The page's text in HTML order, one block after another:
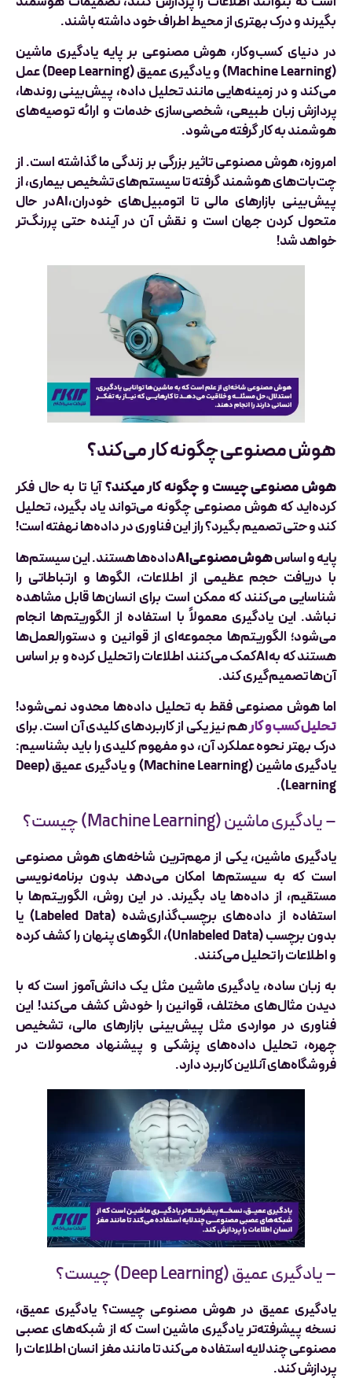
بگیرند و درک بهتری از محیط اطراف خود داشته باشند.
در دنیای کسب‌وکار، هوش مصنوعی بر پایه یادگیری ماشین
(Machine Learning) و یادگیری عمیق (Deep Learning) عمل
می‌کند و در زمینه‌هایی مانند تحلیل داده، پیش‌بینی روندها،
پردازش زبان طبیعی، شخصی‌سازی خدمات و ارائه توصیه‌های
هوشمند به کار گرفته می‌شود.
امروزه، هوش مصنوعی تاثیر بزرگی بر زندگی ما گذاشته است. از
چت‌بات‌های هوشمند گرفته تا سیستم‌های تشخیص بیماری، از
پیش‌بینی بازارهای مالی تا اتومبیل‌های خودران،AIدر حال
متحول کردن جهان است و نقش آن در آینده حتی پررنگ‌تر
خواهد شد!
هوش مصنوعی چگونه کار می‌کند؟
هوش مصنوعی چیست و چگونه کار میکند؟آیا تا به حال فکر
کرده‌اید که هوش مصنوعی چگونه می‌تواند یاد بگیرد، تحلیل
کند و حتی تصمیم بگیرد؟ راز این فناوری در داده‌ها نهفته است!
پایه و اساسهوش مصنوعیAI
داده‌ها هستند. این سیستم‌ها
با دریافت حجم عظیمی از اطلاعات، الگوها و ارتباطاتی را
شناسایی می‌کنند که ممکن است برای انسان‌ها قابل مشاهده
نباشد. این یادگیری معمولاً با استفاده از الگوریتم‌ها انجام
می‌شود؛ الگوریتم‌ها مجموعه‌ای از قوانین و دستورالعمل‌ها
هستند که بهAIکمک می‌کنند اطلاعات را تحلیل کرده و بر اساس
آن‌ها تصمیم‌گیری کند.
اما هوش مصنوعی فقط به تحلیل داده‌ها محدود نمی‌شود!
تحلیل کسب و کارهم نیز یکی از کاربردهای کلیدی آن است. برای
درک بهتر نحوه عملکرد آن، دو مفهوم کلیدی را باید بشناسیم:
یادگیری ماشین (Machine Learning) و یادگیری عمیق (Deep
Learning).
– یادگیری ماشین (Machine Learning) چیست؟
یادگیری ماشین، یکی از مهم‌ترین شاخه‌های هوش مصنوعی
است که به سیستم‌ها امکان می‌دهد بدون برنامه‌نویسی
مستقیم، از داده‌ها یاد بگیرند. در این روش، الگوریتم‌ها با
استفاده از داده‌های برچسب‌گذاری‌شده (Labeled Data) یا
بدون برچسب (Unlabeled Data)، الگوهای پنهان را کشف کرده
و اطلاعات را تحلیل می‌کنند.
به زبان ساده، یادگیری ماشین مثل یک دانش‌آموز است که با
دیدن مثال‌های مختلف، قوانین را خودش کشف می‌کند! این
فناوری در مواردی مثل پیش‌بینی بازارهای مالی، تشخیص
چهره، تحلیل داده‌های پزشکی و پیشنهاد محصولات در
فروشگاه‌های آنلاین کاربرد دارد.
– یادگیری عمیق (Deep Learning) چیست؟
یادگیری عمیق در هوش مصنوعی چیست؟ یادگیری عمیق،
نسخه پیشرفته‌تر یادگیری ماشین است که از شبکه‌های عصبی
مصنوعی چندلایه استفاده می‌کند تا مانند مغز انسان اطلاعات را
پردازش کند.